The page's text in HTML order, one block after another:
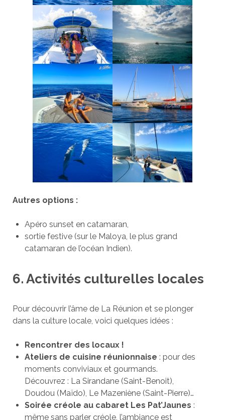
Autres options :
Apéro sunset en catamaran,
sortie festive (sur le Maloya, le plus grand
catamaran de l’océan Indien).
6. Activités culturelles locales
Pour découvrir l’âme de La Réunion et se plonger
dans la culture locale, voici quelques idées :
Rencontrer des locaux !
Ateliers de cuisine réunionnaise : pour des
moments conviviaux et gourmands.
Découvrez : La Sirandane (Saint-Benoit),
Doudou (Maïdo), Le Mazeniène (Saint-Pierre)…
Soirée créole au cabaret Les Pat’Jaunes :
même sans parler créole, l’ambiance est